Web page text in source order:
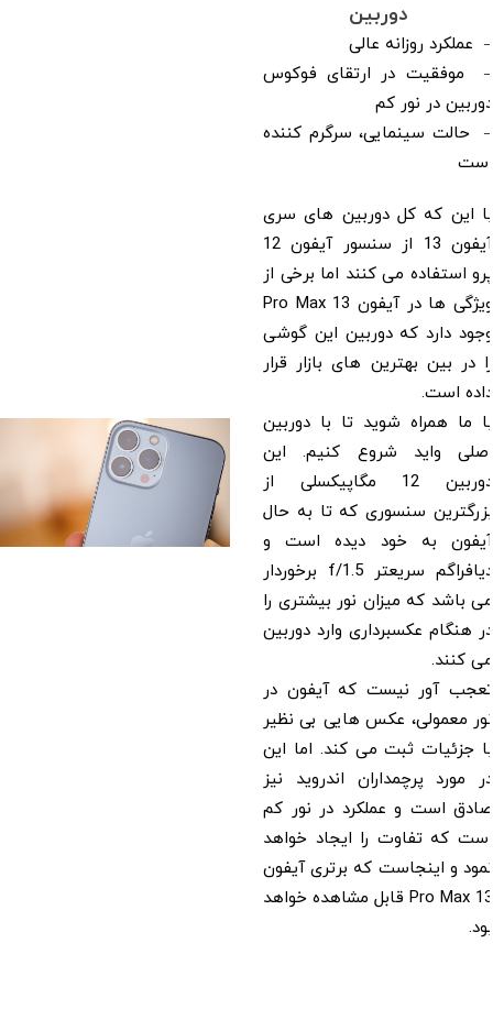
دوربین
– عملکرد روزانه عالی
– موفقیت در ارتقای فوکوس
دوربین در نور کم
– حالت سینمایی، سرگرم کننده
است
با این که کل دوربین های سری
آیفون 13 از سنسور آیفون 12
پرو استفاده می کنند اما برخی از
ویژگی ها در آیفون 13 Pro Max
وجود دارد که دوربین این گوشی
را در بین بهترین های بازار قرار
داده است.
با ما همراه شوید تا با دوربین
اصلی واید شروع کنیم. این
دوربین 12 مگاپیکسلی از
بزرگترین سنسوری که تا به حال
آیفون به خود دیده است و
دیافراگم سریعتر f/1.5 برخوردار
می باشد که میزان نور بیشتری را
در هنگام عکسبرداری وارد دوربین
می کنند.
تعجب آور نیست که آیفون در
نور معمولی، عکس هایی بی نظیر
با جزئیات ثبت می کند. اما این
در مورد پرچمداران اندروید نیز
صادق است و عملکرد در نور کم
است که تفاوت را ایجاد خواهد
نمود و اینجاست که برتری آیفون
13 Pro Max قابل مشاهده خواهد
بود.